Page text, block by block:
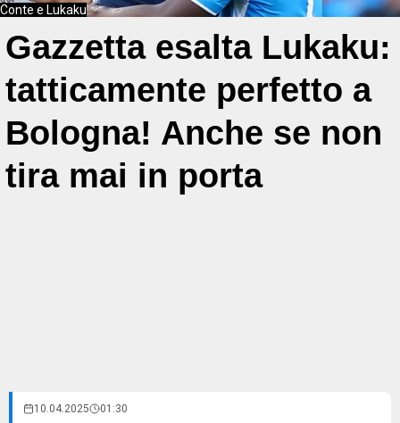
Conte e Lukaku
Gazzetta esalta Lukaku:
tatticamente perfetto a
Bologna! Anche se non
tira mai in porta
10.04.2025 01:30